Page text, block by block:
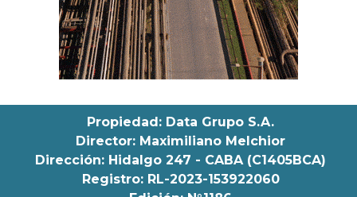
Propiedad: Data Grupo S.A.
Director: Maximiliano Melchior
Dirección: Hidalgo 247 - CABA (C1405BCA)
Registro: RL-2023-153922060